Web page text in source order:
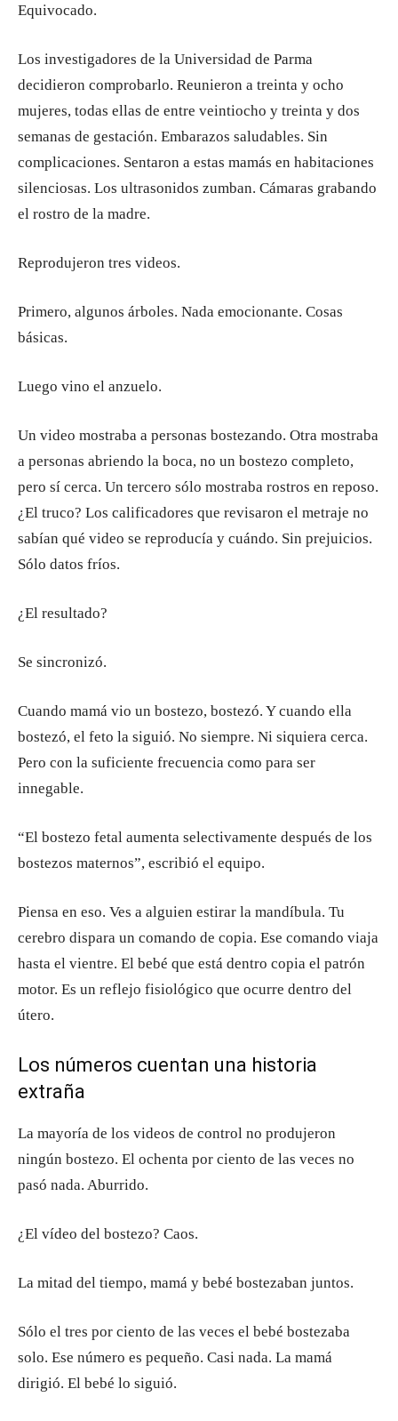
Equivocado.
Los investigadores de la Universidad de Parma
decidieron comprobarlo. Reunieron a treinta y ocho
mujeres, todas ellas de entre veintiocho y treinta y dos
semanas de gestación. Embarazos saludables. Sin
complicaciones. Sentaron a estas mamás en habitaciones
silenciosas. Los ultrasonidos zumban. Cámaras grabando
el rostro de la madre.
Reprodujeron tres videos.
Primero, algunos árboles. Nada emocionante. Cosas
básicas.
Luego vino el anzuelo.
Un video mostraba a personas bostezando. Otra mostraba
a personas abriendo la boca, no un bostezo completo,
pero sí cerca. Un tercero sólo mostraba rostros en reposo.
¿El truco? Los calificadores que revisaron el metraje no
sabían qué video se reproducía y cuándo. Sin prejuicios.
Sólo datos fríos.
¿El resultado?
Se sincronizó.
Cuando mamá vio un bostezo, bostezó. Y cuando ella
bostezó, el feto la siguió. No siempre. Ni siquiera cerca.
Pero con la suficiente frecuencia como para ser
innegable.
“El bostezo fetal aumenta selectivamente después de los
bostezos maternos”, escribió el equipo.
Piensa en eso. Ves a alguien estirar la mandíbula. Tu
cerebro dispara un comando de copia. Ese comando viaja
hasta el vientre. El bebé que está dentro copia el patrón
motor. Es un reflejo fisiológico que ocurre dentro del
útero.
Los números cuentan una historia
extraña
La mayoría de los videos de control no produjeron
ningún bostezo. El ochenta por ciento de las veces no
pasó nada. Aburrido.
¿El vídeo del bostezo? Caos.
La mitad del tiempo, mamá y bebé bostezaban juntos.
Sólo el tres por ciento de las veces el bebé bostezaba
solo. Ese número es pequeño. Casi nada. La mamá
dirigió. El bebé lo siguió.